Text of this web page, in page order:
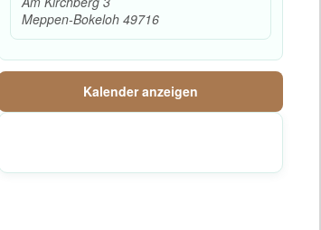
Meppen-Bokeloh 49716
Kalender anzeigen